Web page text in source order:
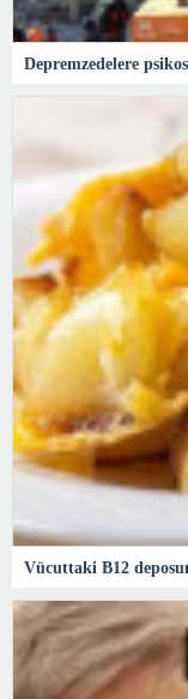
Depremzedelere
Vücuttaki B12